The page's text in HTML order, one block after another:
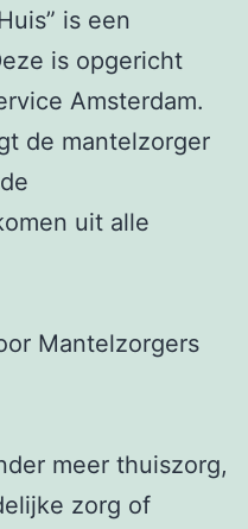
is een
is opgericht
Amsterdam.
de mantelzorger
uit alle
Mantelzorgers
meer thuiszorg,
zorg of